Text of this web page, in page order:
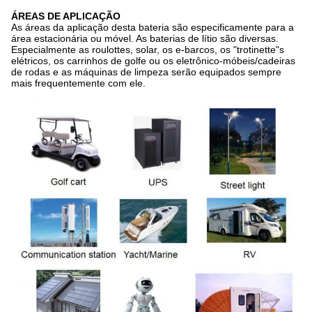
ÁREAS DE APLICAÇÃO
As áreas da aplicação desta bateria são especificamente para a
área estacionária ou móvel. As baterias de lítio são diversas.
Especialmente as roulottes, solar, os e-barcos, os "trotinette"s
elétricos, os carrinhos de golfe ou os eletrônico-móbeis/cadeiras
de rodas e as máquinas de limpeza serão equipados sempre
mais frequentemente com ele.